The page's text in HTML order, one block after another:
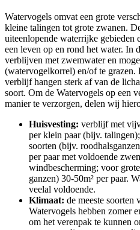
Watervogels omvat een grote
kleine talingen tot grote zwanen.
uiteenlopende waterrijke gebieden
een leven op en rond het water. In
verblijven met zwemwater en
(watervogelkorrel) en/of te
verblijf hangen sterk af van de
soort. Om de Watervogels op een
manier te verzorgen, delen wij
Huisvesting: verblijf met
per klein paar (bijv.
soorten (bijv.
per paar met voldoende
windbescherming; voor
ganzen) 30-50m² per paar.
veelal voldoende.
Klimaat: de meeste soorten
Watervogels hebben zomer
om het verenpak te kunnen